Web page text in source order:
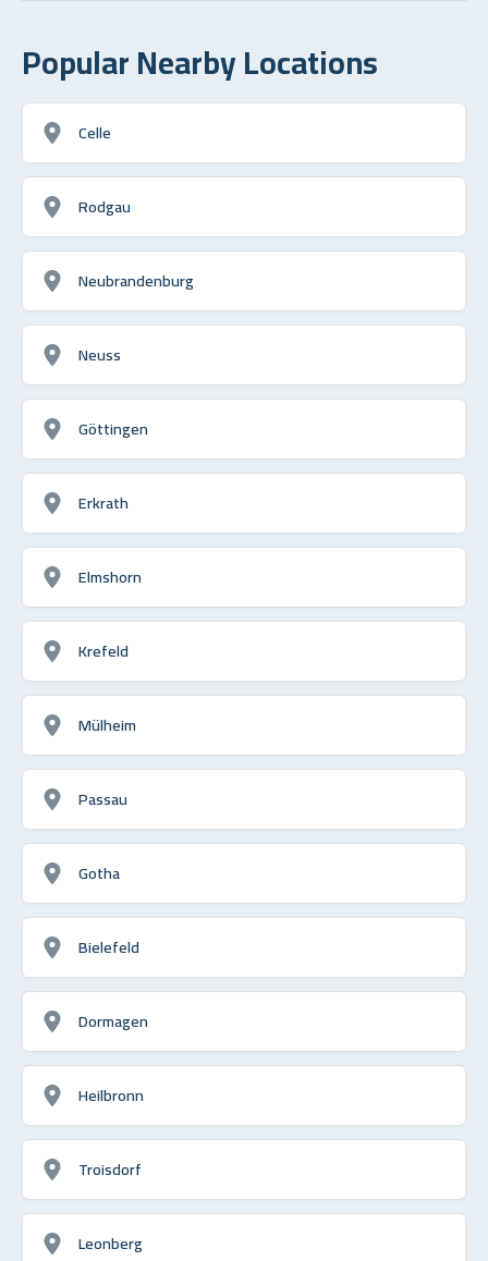
Popular Nearby Locations
Celle
Rodgau
Neubrandenburg
Neuss
Göttingen
Erkrath
Elmshorn
Krefeld
Mülheim
Passau
Gotha
Bielefeld
Dormagen
Heilbronn
Troisdorf
Leonberg